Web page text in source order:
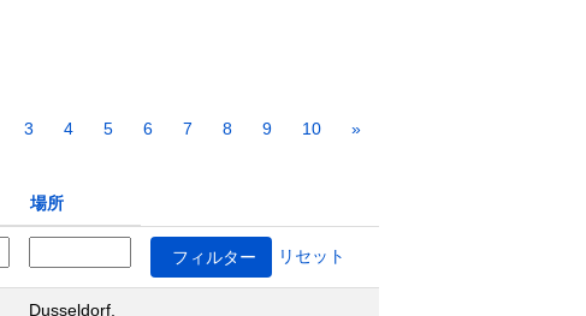
3 4 5 6 7 8 9 10 »
場所
リセット
Dusseldorf,